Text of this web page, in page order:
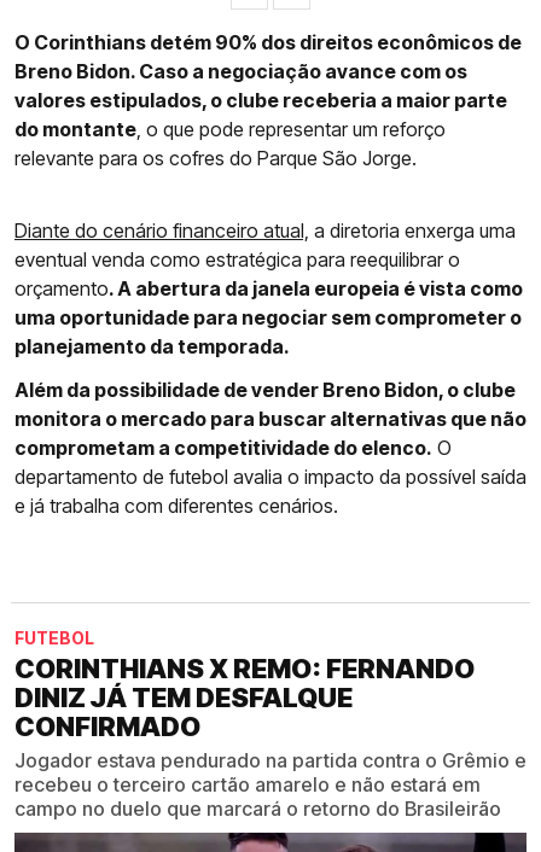
O Corinthians detém 90% dos direitos econômicos de
Breno Bidon. Caso a negociação avance com os
valores estipulados, o clube receberia a maior parte
do montante , o que pode representar um reforço
relevante para os cofres do Parque São Jorge.
Diante do cenário financeiro atual, a diretoria enxerga uma
eventual venda como estratégica para reequilibrar o
orçamento. A abertura da janela europeia é vista como
uma oportunidade para negociar sem comprometer o
planejamento da temporada.
Além da possibilidade de vender Breno Bidon, o clube
monitora o mercado para buscar alternativas que não
comprometam a competitividade do elenco. O
departamento de futebol avalia o impacto da possível saída
e já trabalha com diferentes cenários.
FUTEBOL
CORINTHIANS X REMO: FERNANDO
DINIZ JÁ TEM DESFALQUE
CONFIRMADO
Jogador estava pendurado na partida contra o Grêmio e
recebeu o terceiro cartão amarelo e não estará em
campo no duelo que marcará o retorno do Brasileirão